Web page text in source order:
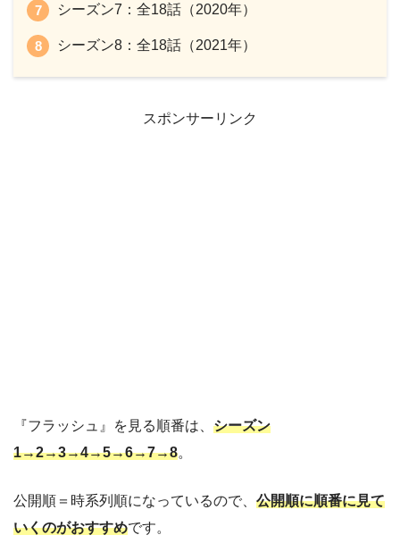
シーズン7：全18話（2020年）
シーズン8：全18話（2021年）
スポンサーリンク
『フラッシュ』を見る順番は、 シーズン
1→2→3→4→5→6→7→8。
公開順＝時系列順になっているので、 公開順に順番に見て
いくのがおすすめです。